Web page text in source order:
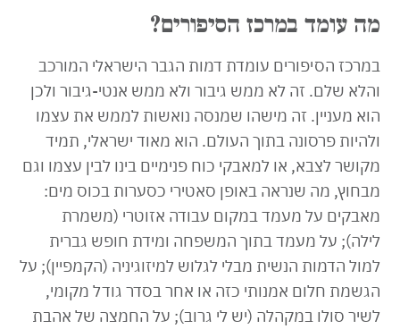
מה עומד במרכז הסיפורים?
במרכז הסיפורים עומדת דמות הגבר הישראלי המורכב
והלא שלם. זה לא ממש גיבור ולא ממש אנטי-גיבור ולכן
הוא מעניין. זה מישהו שמנסה נואשות לממש את עצמו
ולהיות פרסונה בתוך העולם. הוא מאוד ישראלי, תמיד
מקושר לצבא, או למאבקי כוח פנימיים בינו לבין עצמו וגם
מבחוץ, מה שנראה באופן סאטירי כסערות בכוס מים:
מאבקים על מעמד במקום עבודה אזוטרי (משמרת
לילה); על מעמד בתוך המשפחה ומידת חופש גברית
למול הדמות הנשית מבלי לגלוש למיזוגיניה (הקמפיין); על
הגשמת חלום אמנותי כזה או אחר בסדר גודל מקומי,
לשיר סולו במקהלה (יש לי גרוב); על החמצה של אהבת